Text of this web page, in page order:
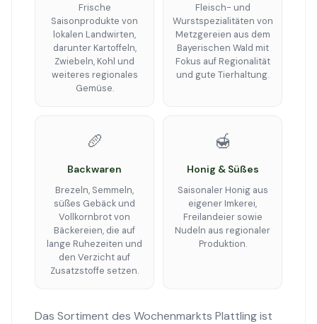
Frische
Saisonprodukte von
lokalen Landwirten,
darunter Kartoffeln,
Zwiebeln, Kohl und
weiteres regionales
Gemüse.
Fleisch- und
Wurstspezialitäten von
Metzgereien aus dem
Bayerischen Wald mit
Fokus auf Regionalität
und gute Tierhaltung.
🥖
Backwaren
Brezeln, Semmeln,
süßes Gebäck und
Vollkornbrot von
Bäckereien, die auf
lange Ruhezeiten und
den Verzicht auf
Zusatzstoffe setzen.
🍯
Honig & Süßes
Saisonaler Honig aus
eigener Imkerei,
Freilandeier sowie
Nudeln aus regionaler
Produktion.
Das Sortiment des Wochenmarkts Plattling ist